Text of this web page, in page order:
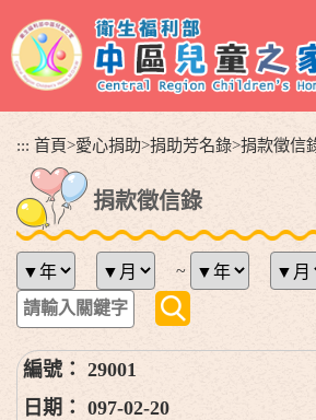
到
主
::: 首頁>愛心捐助>捐助芳名錄>捐款徵信
捐款徵信錄
~
29001
097-02-20